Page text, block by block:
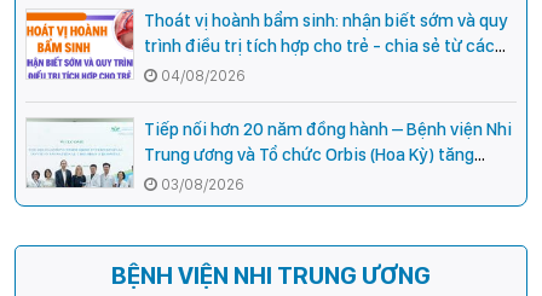
Thoát vị hoành bẩm sinh: nhận biết sớm và quy
trình điều trị tích hợp cho trẻ - chia sẻ từ các
chuyên gia hàng đầu của Bệnh Viện Nhi Trung
ương
04/08/2026
Tiếp nối hơn 20 năm đồng hành – Bệnh viện Nhi
Trung ương và Tổ chức Orbis (Hoa Kỳ) tăng
cường hợp tác, mở rộng cơ hội bảo vệ thị lực
cho trẻ em Việt Nam
03/08/2026
BỆNH VIỆN NHI TRUNG ƯƠNG